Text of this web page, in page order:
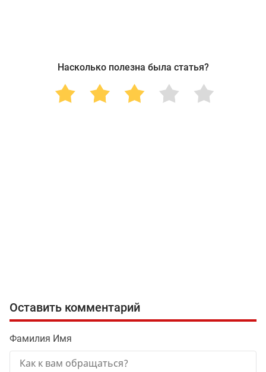
Насколько полезна была статья?
Оставить комментарий
Фамилия Имя